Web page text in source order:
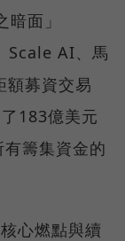
面」
Scale AI、馬
額募資交易
183億美元
有籌集資金的
心燃點與續